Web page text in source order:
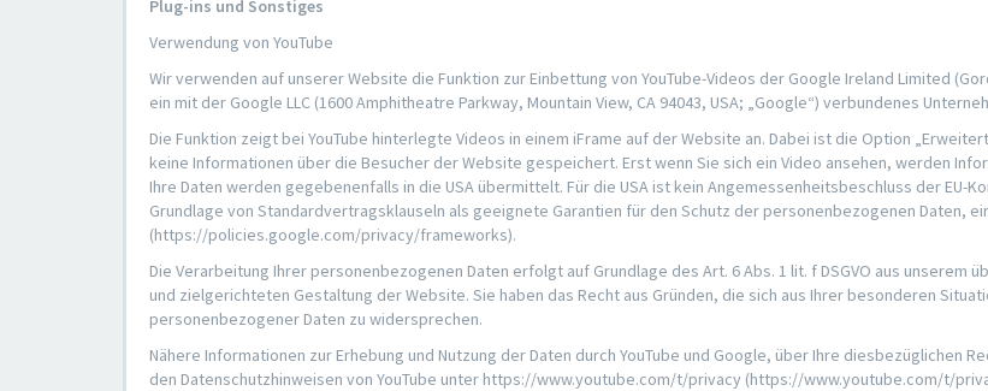
Plug-ins und Sonstiges
Verwendung von YouTube
Wir verwenden auf unserer Website die Funktion zur Einbettung von YouTube-Videos der Google Ireland Limited
ein mit der Google LLC (1600 Amphitheatre Parkway, Mountain View, CA 94043, USA; „Google“) verbundenes
Die Funktion zeigt bei YouTube hinterlegte Videos in einem iFrame auf der Website an. Dabei ist die Option
keine Informationen über die Besucher der Website gespeichert. Erst wenn Sie sich ein Video ansehen, werden
Ihre Daten werden gegebenenfalls in die USA übermittelt. Für die USA ist kein Angemessenheitsbeschluss der EU-
Grundlage von Standardvertragsklauseln als geeignete Garantien für den Schutz der personenbezogenen
(https://policies.google.com/privacy/frameworks).
Die Verarbeitung Ihrer personenbezogenen Daten erfolgt auf Grundlage des Art. 6 Abs. 1 lit. f DSGVO aus
und zielgerichteten Gestaltung der Website. Sie haben das Recht aus Gründen, die sich aus Ihrer besonderen
personenbezogener Daten zu widersprechen.
Nähere Informationen zur Erhebung und Nutzung der Daten durch YouTube und Google, über Ihre diesbezüglichen
den Datenschutzhinweisen von YouTube unter https://www.youtube.com/t/privacy (https://www.youtube.com/t/